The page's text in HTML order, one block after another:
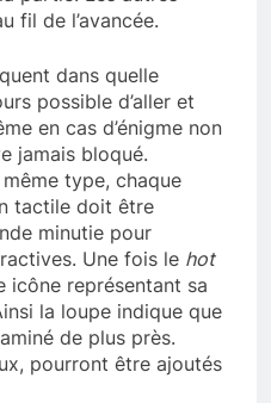
fil de l’avancée.
dans quelle
possible d’aller et
en cas d’énigme non
jamais bloqué.
type, chaque
tactile doit être
minutie pour
Une fois le hot
représentant sa
la loupe indique que
de plus près.
pourront être ajoutés